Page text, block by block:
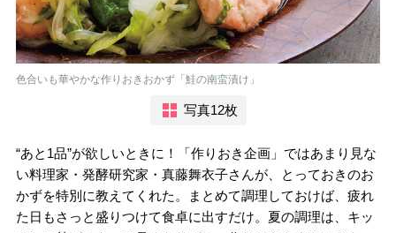
色合いも華やかな作りおきおかず「鮭の南蛮漬け」
写真12枚
“あと1品”が欲しいときに！「作りおき企画」ではあまり見な
い料理家・発酵研究家・真藤舞衣子さんが、とっておきのお
かずを特別に教えてくれた。まとめて調理しておけば、疲れ
た日もさっと盛りつけて食卓に出すだけ。夏の調理は、キッ